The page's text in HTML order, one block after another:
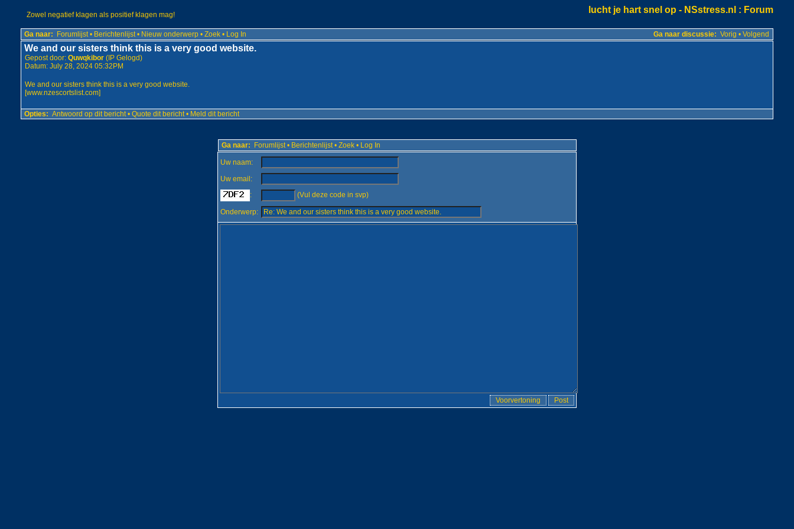
lucht je hart snel op - NSstress.nl : Forum
Zowel negatief klagen als positief klagen mag!
Ga naar discussie: Vorig • Volgend
Ga naar: Forumlijst • Berichtenlijst • Nieuw onderwerp • Zoek • Log In
We and our sisters think this is a very good website.
Gepost door: Quwqkibor(IP Gelogd)
Datum: July 28, 2024 05:32PM
We and our sisters think this is a very good website.
[www.nzescortslist.com]
Opties: Antwoord op dit bericht • Quote dit bericht • Meld dit bericht
Ga naar: Forumlijst • Berichtenlijst • Zoek • Log In
Uw naam:
Uw email:
:
(Vul deze code in svp)
Onderwerp: